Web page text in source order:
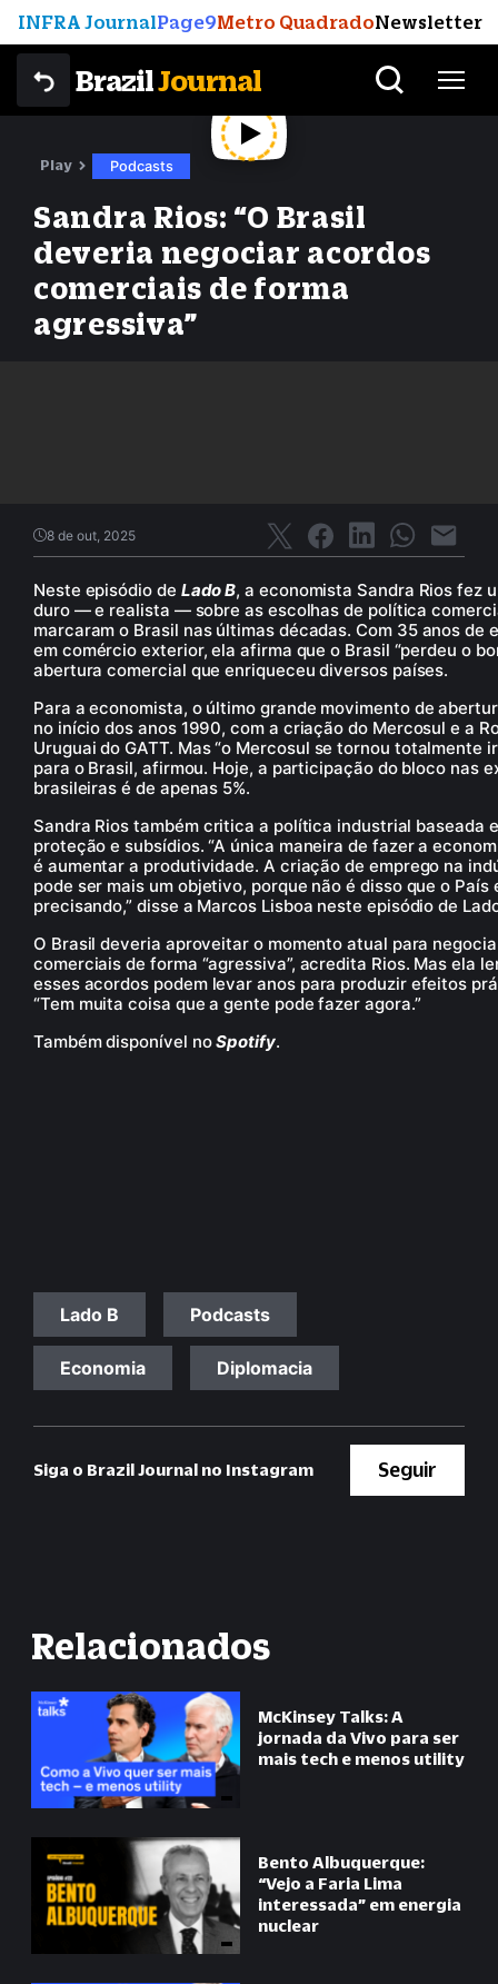
INFRA JournalPage9Metro QuadradoNewsletter
BrazilJournal
Play Podcasts
Sandra Rios: “O Brasil
deveria negociar acordos
comerciais de forma
agressiva”
8 de out, 2025
Neste episódio de Lado B, a economista Sandra Rios fez
duro — e realista — sobre as escolhas de política
marcaram o Brasil nas últimas décadas. Com 35 anos de
em comércio exterior, ela afirma que o Brasil “perdeu o
abertura comercial que enriqueceu diversos países.
Para a economista, o último grande movimento de
no início dos anos 1990, com a criação do Mercosul e a
Uruguai do GATT. Mas “o Mercosul se tornou totalmente
para o Brasil, afirmou. Hoje, a participação do bloco nas
brasileiras é de apenas 5%.
Sandra Rios também critica a política industrial baseada
proteção e subsídios. “A única maneira de fazer a
é aumentar a produtividade. A criação de emprego na
pode ser mais um objetivo, porque não é disso que o País
precisando,” disse a Marcos Lisboa neste episódio de
O Brasil deveria aproveitar o momento atual para
comerciais de forma “agressiva”, acredita Rios. Mas ela
esses acordos podem levar anos para produzir efeitos
“Tem muita coisa que a gente pode fazer agora.”
Também disponível noSpotify.
Lado B Podcasts
Economia Diplomacia
Siga o Brazil Journal no Instagram Seguir
Relacionados
McKinsey Talks: A
jornada da Vivo para ser
mais tech e menos utility
Bento Albuquerque:
“Vejo a Faria Lima
interessada” em energia
nuclear